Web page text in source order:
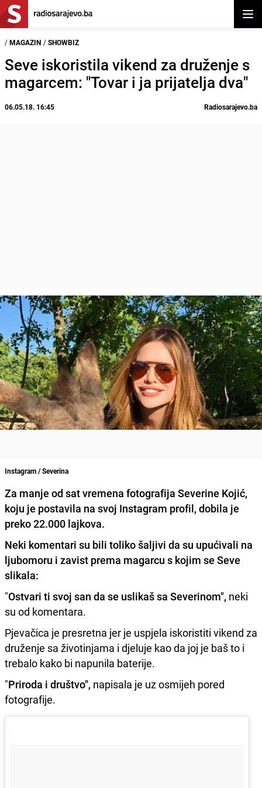
/ MAGAZIN / SHOWBIZ
Seve iskoristila vikend za druženje s
magarcem: "Tovar i ja prijatelja dva"
06.05.18. 16:45 Radiosarajevo.ba
Instagram / Severina
Za manje od sat vremena fotografija Severine Kojić,
koju je postavila na svoj Instagram profil, dobila je
preko 22.000 lajkova.
Neki komentari su bili toliko šaljivi da su upućivali na
ljubomoru i zavist prema magarcu s kojim se Seve
slikala:
"Ostvari ti svoj san da se uslikaš sa Severinom", neki
su od komentara.
Pjevačica je presretna jer je uspjela iskoristiti vikend za
druženje sa životinjama i djeluje kao da joj je baš to i
trebalo kako bi napunila baterije.
"Priroda i društvo", napisala je uz osmijeh pored
fotografije.